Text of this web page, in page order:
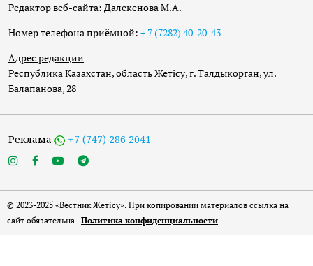
Редактор веб-сайта: Далекенова М.А.
Номер телефона приёмной: + 7 (7282) 40-20-43
Адрес редакции
Республика Казахстан, область Жетісу, г. Талдыкорган, ул.
Балапанова, 28
Реклама +7 (747) 286 2041
© 2023-2025 «Вестник Жетісу». При копировании материалов ссылка на
сайт обязательна | Политика конфиденциальности